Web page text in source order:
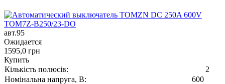
авт.95
Ожидается
1595,0 грн
Купить
Кількість полюсів:
2
Номінальна напруга, В:
600